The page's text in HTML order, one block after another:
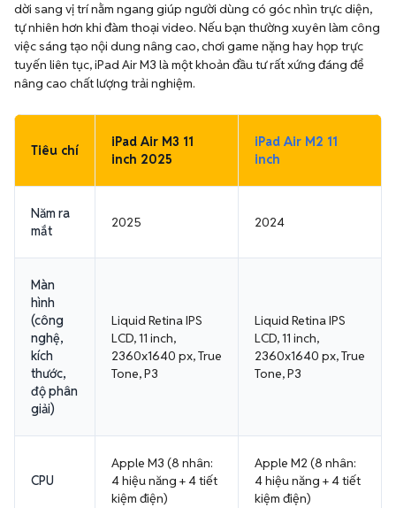
dời sang vị trí nằm ngang giúp người dùng có góc nhìn trực diện,
tự nhiên hơn khi đàm thoại video. Nếu bạn thường xuyên làm công
việc sáng tạo nội dung nâng cao, chơi game nặng hay họp trực
tuyến liên tục, iPad Air M3 là một khoản đầu tư rất xứng đáng để
nâng cao chất lượng trải nghiệm.
Tiêu chí
iPad Air M3 11
inch 2025
iPad Air M2 11
inch
Năm ra
mắt
2025 2024
Màn
hình
(công
nghệ,
kích
thước,
độ phân
giải)
Liquid Retina IPS
LCD, 11 inch,
2360x1640 px, True
Tone, P3
Liquid Retina IPS
LCD, 11 inch,
2360x1640 px, True
Tone, P3
CPU
Apple M3 (8 nhân:
4 hiệu năng + 4 tiết
kiệm điện)
Apple M2 (8 nhân:
4 hiệu năng + 4 tiết
kiệm điện)